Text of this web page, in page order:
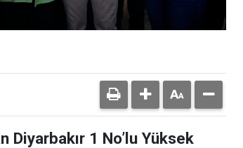
Diyarbakır 1 No’lu Yüksek